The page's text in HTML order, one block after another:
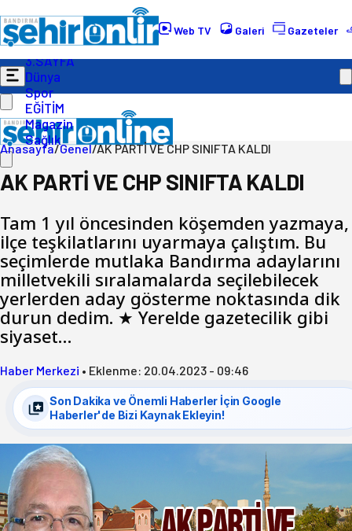
Web TV Galeri Gazeteler
Gündem
Ekonomi
Politika
3.SAYFA
Dünya
Spor
EĞİTİM
Magazin
Sağlık
Anasayfa/Genel/AK PARTİ VE CHP SINIFTA KALDI
AK PARTİ VE CHP SINIFTA KALDI
Tam 1 yıl öncesinden köşemden yazmaya,
ilçe teşkilatlarını uyarmaya çalıştım. Bu
seçimlerde mutlaka Bandırma adaylarını
milletvekili sıralamalarda seçilebilecek
yerlerden aday gösterme noktasında dik
durun dedim. ★ Yerelde gazetecilik gibi
siyaset…
Haber Merkezi • Eklenme: 20.04.2023 - 09:46
Son Dakika ve Önemli Haberler İçin Google
Haberler'de Bizi Kaynak Ekleyin!